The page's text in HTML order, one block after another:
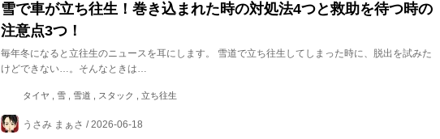
雪で車が立ち往生！巻き込まれた時の対処法4つと救助を待つ時の
注意点3つ！
毎年冬になると立往生のニュースを耳にします。 雪道で立ち往生してしまった時に、脱出を試みた
けどできない…。そんなときは…
タイヤ , 雪 , 雪道 , スタック , 立ち往生
うさみ まぁさ / 2026-06-18